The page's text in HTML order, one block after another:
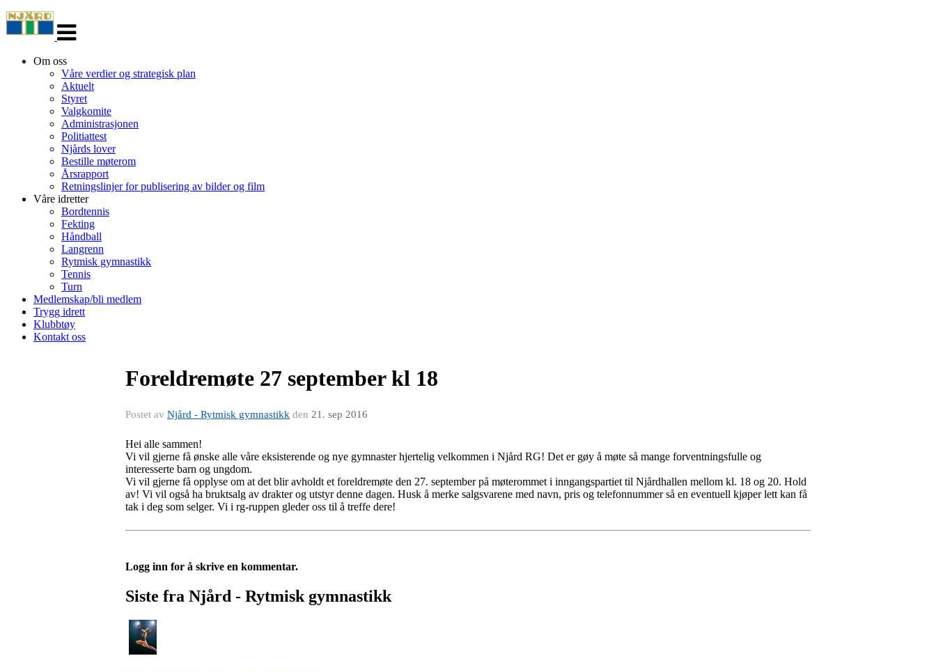
navigasjon
Om oss
Våre verdier og strategisk plan
Aktuelt
Styret
Valgkomite
Administrasjonen
Politiattest
Njårds lover
Bestille møterom
Årsrapport
Retningslinjer for publisering av bilder og film
Våre idretter
Bordtennis
Fekting
Håndball
Langrenn
Rytmisk gymnastikk
Tennis
Turn
Medlemskap/bli medlem
Trygg idrett
Klubbtøy
Kontakt oss
Foreldremøte 27 september kl 18
Postet av Njård - Rytmisk gymnastikk den 21. sep 2016
Hei alle sammen!
Vi vil gjerne få ønske alle våre eksisterende og nye gymnaster hjertelig velkommen i Njård RG! Det er gøy å møte så mange forventningsfulle og
interesserte barn og ungdom.
Vi vil gjerne få opplyse om at det blir avholdt et foreldremøte den 27. september på møterommet i inngangspartiet til Njårdhallen mellom kl. 18 og 20. Hold
av! Vi vil også ha bruktsalg av drakter og utstyr denne dagen. Husk å merke salgsvarene med navn, pris og telefonnummer så en eventuell kjøper lett kan få
tak i deg som selger. Vi i rg-ruppen gleder oss til å treffe dere!
Logg inn for å skrive en kommentar.
Siste fra Njård - Rytmisk gymnastikk